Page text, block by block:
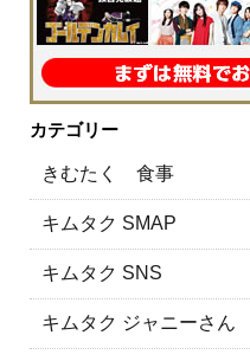
カテゴリー
きむたく 食事
キムタク SMAP
キムタク SNS
キムタク ジャニーさん